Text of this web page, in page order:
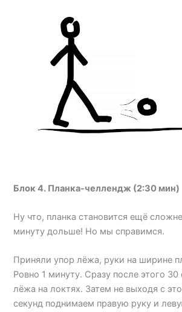
Блок 4. Планка-челлендж (2:30 мин)
Ну что, планка становится ещё
минуту дольше! Но мы справимся.
Приняли упор лёжа, руки на ширине
Ровно 1 минуту. Сразу после этого 30
лёжа на локтях. Затем не выходя с
секунд поднимаем правую руку и